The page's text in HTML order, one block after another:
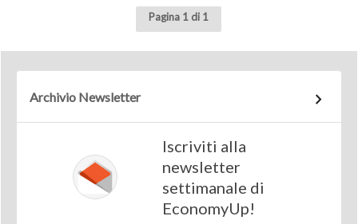
Pagina 1 di 1
Archivio Newsletter
Iscriviti alla
newsletter
settimanale di
EconomyUp!